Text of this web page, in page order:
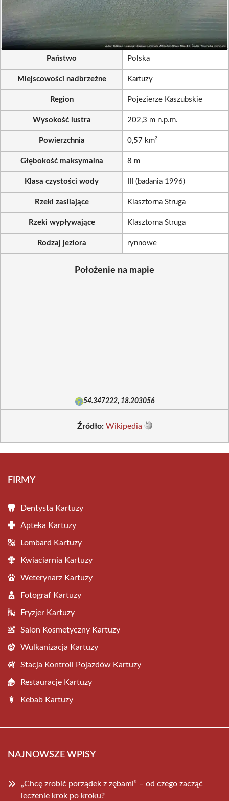
Państwo Polska
Miejscowości nadbrzeżne Kartuzy
Region Pojezierze Kaszubskie
Wysokość lustra 202,3 m n.p.m.
Powierzchnia 0,57 km²
Głębokość maksymalna 8 m
Klasa czystości wody III (badania 1996)
Rzeki zasilające Klasztorna Struga
Rzeki wypływające Klasztorna Struga
Rodzaj jeziora rynnowe
Położenie na mapie
54.347222, 18.203056
Źródło: Wikipedia
FIRMY
Dentysta Kartuzy
Apteka Kartuzy
Lombard Kartuzy
Kwiaciarnia Kartuzy
Weterynarz Kartuzy
Fotograf Kartuzy
Fryzjer Kartuzy
Salon Kosmetyczny Kartuzy
Wulkanizacja Kartuzy
Stacja Kontroli Pojazdów Kartuzy
Restauracje Kartuzy
Kebab Kartuzy
NAJNOWSZE WPISY
„Chcę zrobić porządek z zębami” – od czego zacząć
leczenie krok po kroku?